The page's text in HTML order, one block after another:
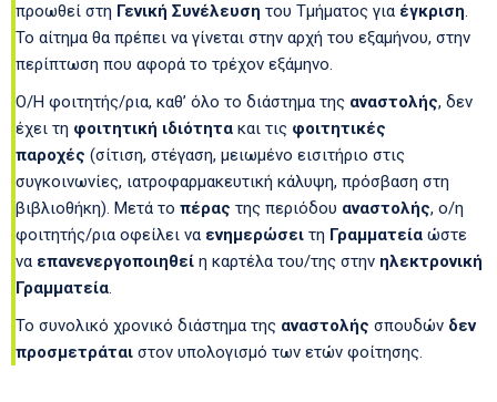
προωθεί στη Γενική Συνέλευση του Τμήματος για έγκριση.
Το αίτημα θα πρέπει να γίνεται στην αρχή του εξαμήνου, στην
περίπτωση που αφορά το τρέχον εξάμηνο.
Ο/H φοιτητής/ρια, καθ’ όλο το διάστημα της αναστολής, δεν
έχει τη φοιτητική ιδιότητα και τις φοιτητικές
παροχές (σίτιση, στέγαση, μειωμένο εισιτήριο στις
συγκοινωνίες, ιατροφαρμακευτική κάλυψη, πρόσβαση στη
βιβλιοθήκη). Μετά το πέρας της περιόδου αναστολής, ο/η
φοιτητής/ρια οφείλει να ενημερώσει τη Γραμματεία ώστε
να επανενεργοποιηθεί η καρτέλα του/της στην ηλεκτρονική
Γραμματεία.
Το συνολικό χρονικό διάστημα της αναστολής σπουδών δεν
προσμετράται στον υπολογισμό των ετών φοίτησης.